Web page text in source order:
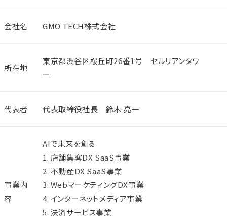
会社名 GMO TECH株式会社
所在地
東京都渋谷区桜丘町26番1号 セルリアンタワ
ー
代表者 代表取締役社長 鈴木 亮一
事業内
容
AIで未来を創る
1. 店舗集客DX SaaS事業
2. 不動産DX SaaS事業
3. WebマーケティングDX事業
4. インターネットメディア事業
5. 決済サービス事業